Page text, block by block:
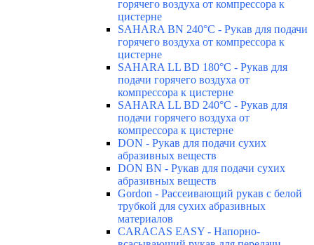
горячего воздуха от компрессора к
цистерне
SAHARA BN 240°C - Рукав для подачи
горячего воздуха от компрессора к
цистерне
SAHARA LL BD 180°C - Рукав для
подачи горячего воздуха от
компрессора к цистерне
SAHARA LL BD 240°C - Рукав для
подачи горячего воздуха от
компрессора к цистерне
DON - Рукав для подачи сухих
абразивных веществ
DON BN - Рукав для подачи сухих
абразивных веществ
Gordon - Рассеивающий рукав с белой
трубкой для сухих абразивных
материалов
CARACAS EASY - Напорно-